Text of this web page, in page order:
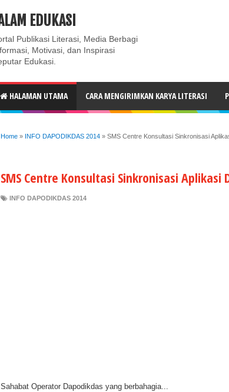
CONTACT US
EDUKASI
Publikasi Literasi, Media Berbagi
Motivasi, dan Inspirasi
Edukasi.
HALAMAN UTAMA CARA MENGIRIMKAN KARYA LITERASI
Home » INFO DAPODIKDAS 2014 » SMS Centre Konsultasi Sinkronisasi
SMS Centre Konsultasi Sinkronisasi Aplikasi
INFO DAPODIKDAS 2014
Sahabat Operator Dapodikdas yang berbahagia...